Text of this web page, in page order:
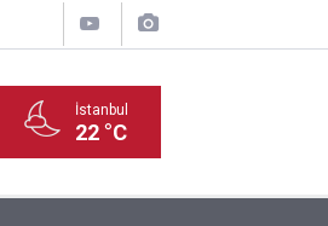
İstanbul
22 °C